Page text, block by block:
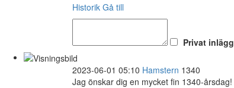
Historik Gå till
Privat inlägg
2023-06-01 05:10 Hamstern 1340
Jag önskar dig en mycket fin 1340-årsdag!